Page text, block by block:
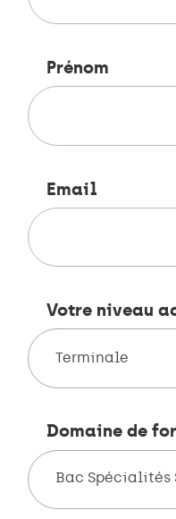
Prénom
Email
Votre niveau
Terminale
Domaine de
Bac Spécialités